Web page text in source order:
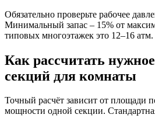
Обязательно проверьте рабочее
Минимальный запас – 15% от
типовых многоэтажек это 12–16 атм.
Как рассчитать
секций для комнаты
Точный расчёт зависит от площади
мощности одной секции.